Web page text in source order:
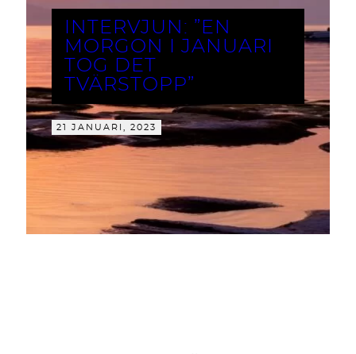
INTERVJUN: ”EN
MORGON I JANUARI
TOG DET
TVÄRSTOPP”
21 JANUARI, 2023